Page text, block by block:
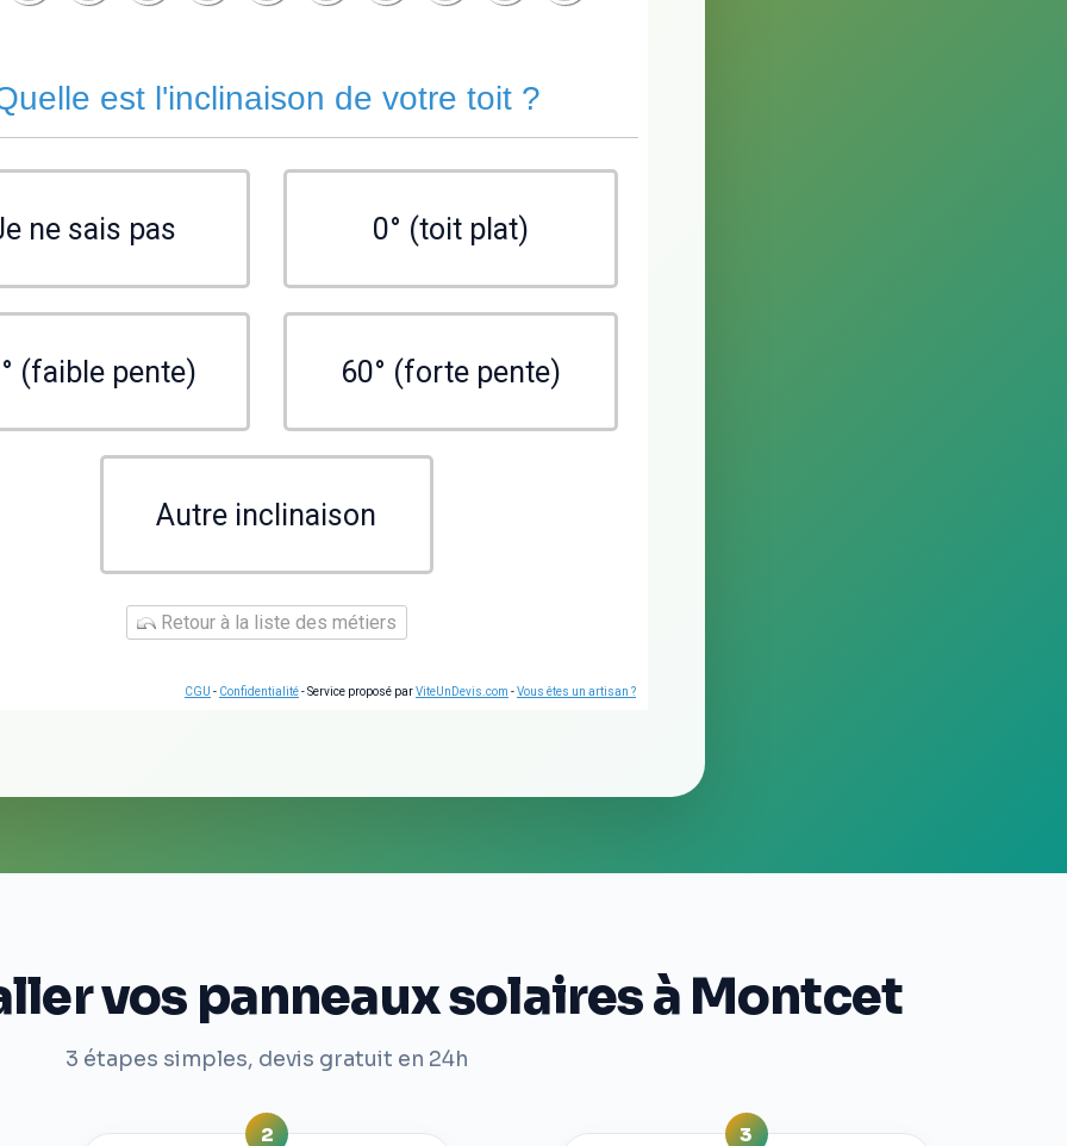
est l'inclinaison de votre toit ?
ne sais pas 0° (toit plat)
(faible pente) 60° (forte pente)
Autre inclinaison
Retour à la liste des métiers
CGU - Confidentialité- Service proposé parViteUnDevis.com -Vous êtes un artisan ?
vos panneaux solaires à Montcet
3 étapes simples, devis gratuit en 24h
2 3